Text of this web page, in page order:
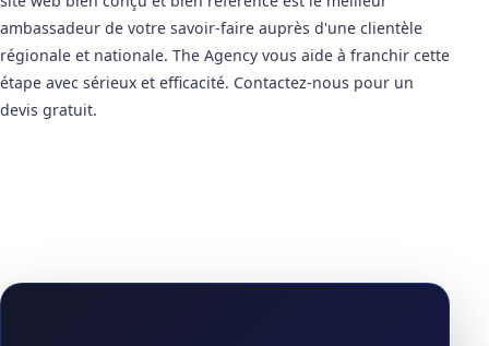
ambassadeur de votre savoir-faire auprès d'une clientèle
régionale et nationale. The Agency vous aide à franchir cette
étape avec sérieux et efficacité. Contactez-nous pour un
devis gratuit.